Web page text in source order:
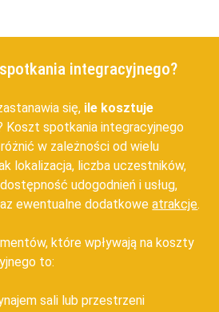
integracyjnego?
się, ile kosztuje
Koszt spotkania integracyjnego
w zależności od wielu
lokalizacja, liczba uczestników,
udogodnień i usług,
ewentualne dodatkoweatrakcje.
które wpływają na koszty
to:
sali lub przestrzeni